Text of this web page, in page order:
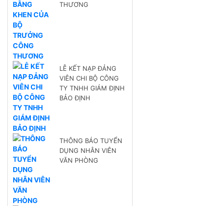
THƯƠNG
LỄ KẾT NẠP ĐẢNG
VIÊN CHI BỘ CÔNG
TY TNHH GIÁM ĐỊNH
BẢO ĐỊNH
THÔNG BÁO TUYỂN
DỤNG NHÂN VIÊN
VĂN PHÒNG